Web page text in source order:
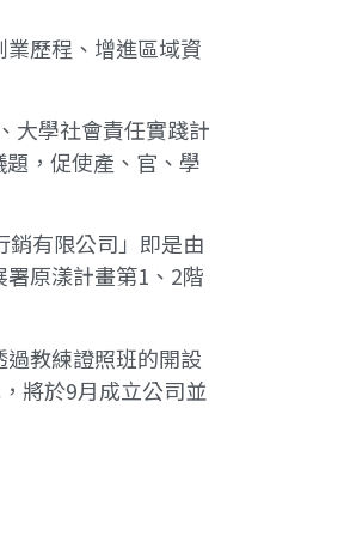
歷程、增進區域資
大學社會責任實踐計
，促使產、官、學
有限公司」即是由
原漾計畫第1、2階
教練證照班的開設
將於9月成立公司並